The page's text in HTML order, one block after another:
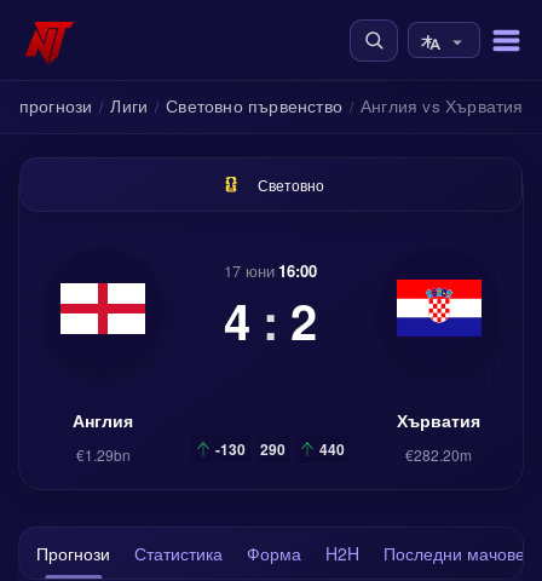
прогнози / Лиги / Световно първенство / Англия vs Хърватия
Световно
Англия
€1.29bn
17 юни16:00
4 : 2
-130 290 440
Хърватия
€282.20m
Прогнози Статистика Форма H2H Последни мачове